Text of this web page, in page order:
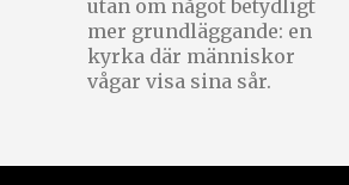
utan om något betydligt
mer grundläggande: en
kyrka där människor
vågar visa sina sår.